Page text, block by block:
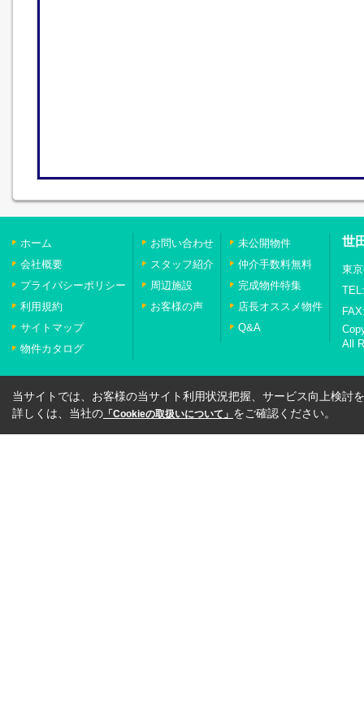
ホーム
会社概要
プライバシーポリシー
利用規約
サイトマップ
物件カタログ
お問い合わせ
スタッフ紹介
周辺施設
お客様の声
未公開物件
仲介手数料無料
完成物件特集
店長オススメ物件
Q&A
世
東
All
当サイトでは、お客様の当サイト利用状況把握、サービス向上検討
詳しくは、当社の 「Cookieの取扱いについて」 をご確認ください。